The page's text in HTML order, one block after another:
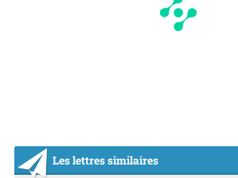
Les lettres similaires